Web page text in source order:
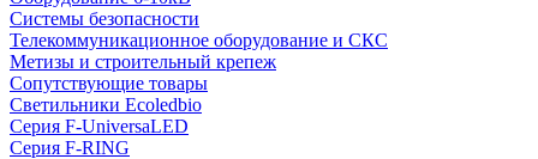
Системы безопасности
Телекоммуникационное оборудование и СКС
Метизы и строительный крепеж
Сопутствующие товары
Светильники Ecoledbio
Серия F-UniversaLED
Серия F-RING